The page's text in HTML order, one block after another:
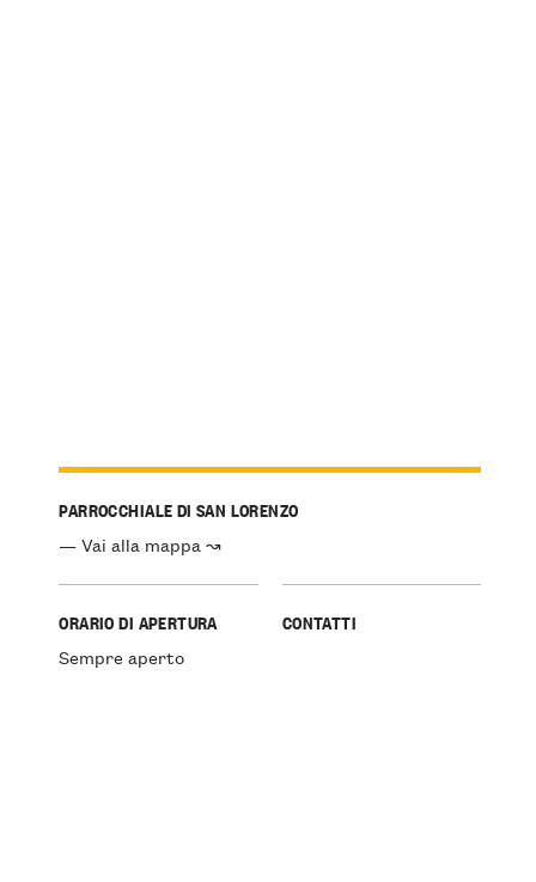
PARROCCHIALE DI SAN LORENZO
— Vai alla mappa ↝
ORARIO DI APERTURA
Sempre aperto
CONTATTI